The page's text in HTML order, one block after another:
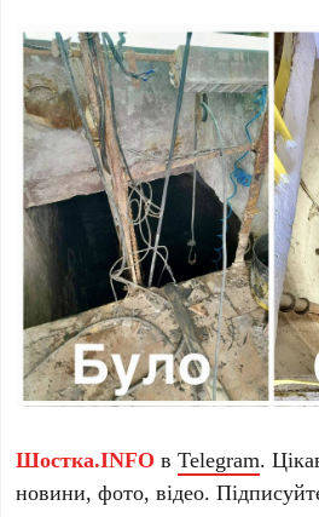
Шостка.INFO вTelegram.
новини, фото, відео.